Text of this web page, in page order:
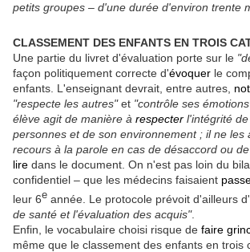
petits groupes – d'une durée d'environ trente
CLASSEMENT DES ENFANTS EN TROIS
Une partie du livret d'évaluation porte sur le
façon politiquement correcte d'évoquer le
enfants. L'enseignant devrait, entre autres,
"respecte les autres"et "contrôle ses
élève agit de manière à respecter l'intégrité
personnes et de son environnement ; il ne les
recours à la parole en cas de désaccord ou
lire dans le document. On n'est pas loin du
confidentiel – que les médecins faisaient
leur 6e année. Le protocole prévoit d'ailleurs d'
de santé et l'évaluation des acquis".
Enfin, le vocabulaire choisi risque de faire
même que le classement des enfants en trois